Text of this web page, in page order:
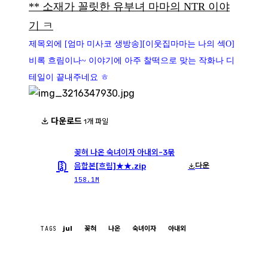
** 소재가 꼴릿한 유부녀 마마의 NTR 이야
기 ㅋ
제목외에 [엄마 미사코 생방송][이웃집마마는 나의 섹O]
비록 흐림이나~ 이야기에 아주 찰떡으로 맞는 작화나 디
테일이 끝내주네요 ㅎ
다운로드 1개 파일
꽂혀 나온 숙녀이자 아내외-3묶
음합본[흐림]★★.zip
158.1M
다운
TAGS jul 꽂혀 나온 숙녀이자 아내외